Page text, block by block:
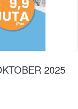
2025